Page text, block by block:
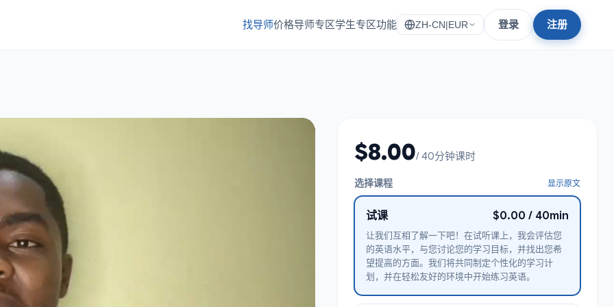
找导师价格导师专区学生专区功能 ZH-CN|EUR 登录 注册
$8.00/ 40分钟课时
选择课程 显示原文
试课 $0.00 / 40min
让我们互相了解一下吧！在试听课上，我会评估您
的英语水平，与您讨论您的学习目标，并找出您希
望提高的方面。我们将共同制定个性化的学习计
划，并在轻松友好的环境中开始练习英语。